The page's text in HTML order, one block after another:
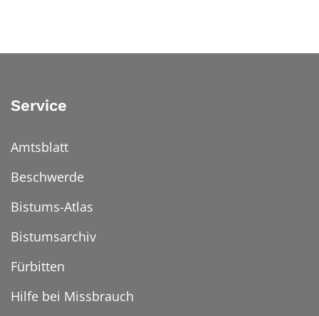
Service
Amtsblatt
Beschwerde
Bistums-Atlas
Bistumsarchiv
Fürbitten
Hilfe bei Missbrauch